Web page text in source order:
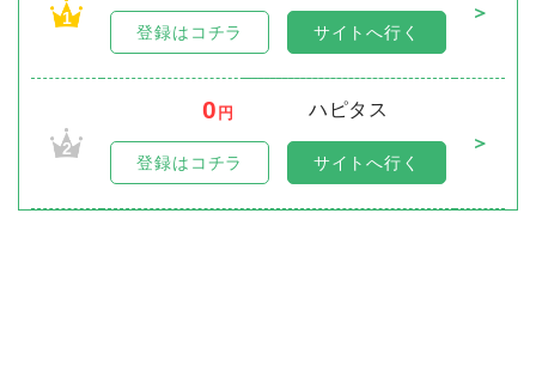
1
＞
登録はコチラ サイトへ行く
2
0 円
ハピタス
＞
登録はコチラ サイトへ行く